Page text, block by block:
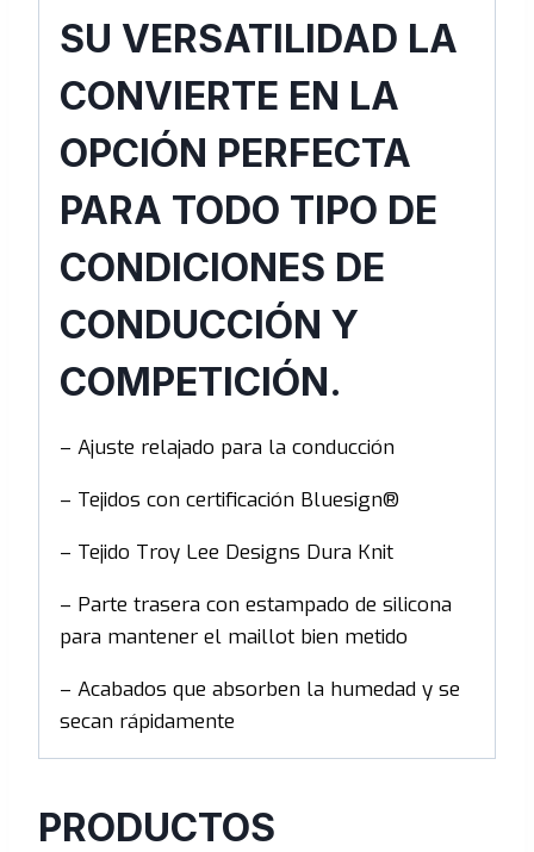
SU VERSATILIDAD LA
CONVIERTE EN LA
OPCIÓN PERFECTA
PARA TODO TIPO DE
CONDICIONES DE
CONDUCCIÓN Y
COMPETICIÓN.
– Ajuste relajado para la conducción
– Tejidos con certificación Bluesign®
– Tejido Troy Lee Designs Dura Knit
– Parte trasera con estampado de silicona
para mantener el maillot bien metido
– Acabados que absorben la humedad y se
secan rápidamente
PRODUCTOS